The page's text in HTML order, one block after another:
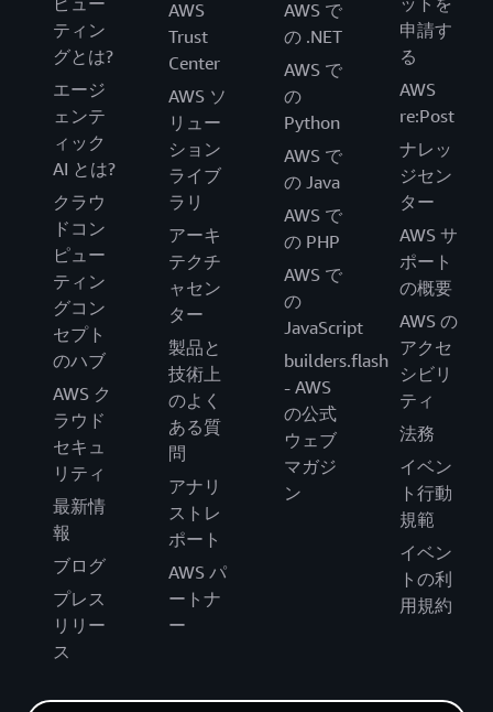
ティン
グとは?
エージ
ェンテ
ィック
AI とは?
クラウ
ドコン
ピュー
ティン
グコン
セプト
のハブ
AWS ク
ラウド
セキュ
リティ
最新情
報
ブログ
プレス
リリー
ス
AWS
Trust
Center
AWS ソ
リュー
ション
ライブ
ラリ
アーキ
テクチ
ャセン
ター
製品と
技術上
のよく
ある質
問
アナリ
ストレ
ポート
AWS パ
ートナ
ー
AWS で
の .NET
AWS で
の
Python
AWS で
の Java
AWS で
の PHP
AWS で
の
JavaScript
builders.flash
- AWS
の公式
ウェブ
マガジ
ン
申請す
る
AWS
re:Post
ナレッ
ジセン
ター
AWS サ
ポート
の概要
AWS の
アクセ
シビリ
ティ
法務
イベン
ト行動
規範
イベン
トの利
用規約